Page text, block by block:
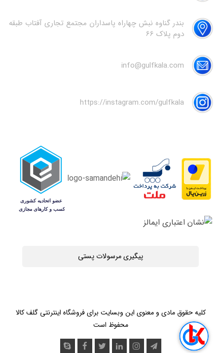
بندر گناوه نبش چهاراه پاسداران مجتمع تجاری آفتاب طبقه
دوم پلاک 66
info@gulfkala.com
https://instagram.com/gulfkala
پیگیری مرسولات پستی
کلیه حقوق مادی و معنوی این وبسایت برای فروشگاه اینترنتی گلف کالا
محفوظ است